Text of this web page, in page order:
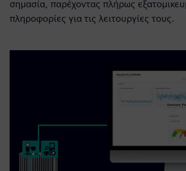
σημασία, παρέχοντας πλήρως
πληροφορίες για τις λειτουργίες τους.